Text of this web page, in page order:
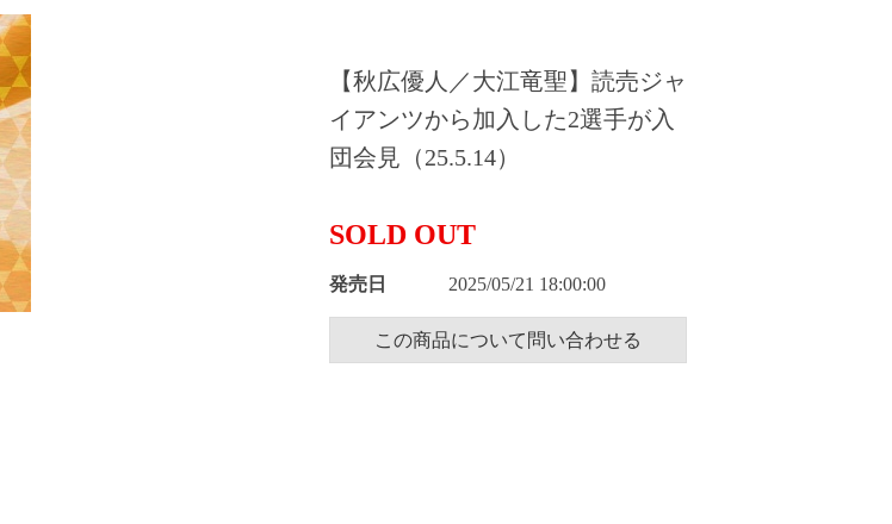
【秋広優人／大江竜聖】読売ジャ
イアンツから加入した2選手が入
団会見（25.5.14）
SOLD OUT
発売日 2025/05/21 18:00:00
この商品について問い合わせる